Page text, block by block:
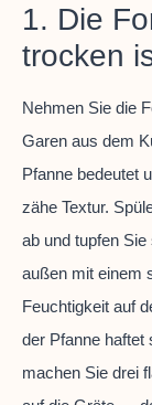
1. Die
trocken
Nehmen Sie die
Garen aus dem
Pfanne bedeutet
zähe Textur.
ab und tupfen
außen mit einem
Feuchtigkeit auf
der Pfanne
machen Sie drei